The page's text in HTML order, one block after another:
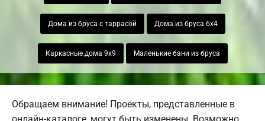
Дома из бруса с таррасой Дома из бруса 6х4
Каркасные дома 9х9 Маленькие бани из бруса
Обращаем внимание! Проекты, представленные в